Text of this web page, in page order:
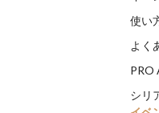
使い
よく
PRO
シリ